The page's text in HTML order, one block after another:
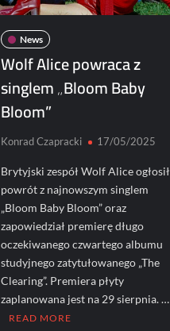
News
Wolf Alice powraca z
singlem „Bloom Baby
Bloom”
Konrad Czapracki 17/05/2025
Brytyjski zespół Wolf Alice ogłosił
powrót z najnowszym singlem
„Bloom Baby Bloom” oraz
zapowiedział premierę długo
oczekiwanego czwartego albumu
studyjnego zatytułowanego „The
Clearing”. Premiera płyty
zaplanowana jest na 29 sierpnia. …
READ MORE